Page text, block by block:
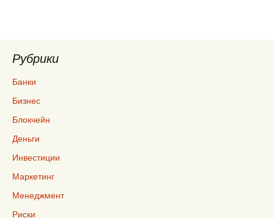
Рубрики
Банки
Бизнес
Блокчейн
Деньги
Инвестиции
Маркетинг
Менеджмент
Риски